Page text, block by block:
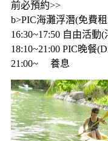
前必預約>>
b>PIC海灘浮潛(免費
16:30~17:50 自由活動
18:10~21:00 PIC晚餐
21:00~ 養息